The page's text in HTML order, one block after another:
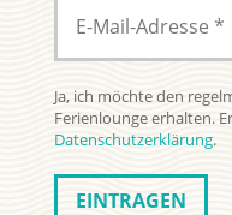
Ja, ich möchte den
Ferienlounge erhalten.
Datenschutzerklärung.